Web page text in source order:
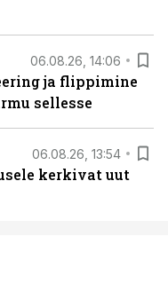
06.08.26, 14:06
ja flippimine
sellesse
06.08.26, 13:54
kerkivat uut